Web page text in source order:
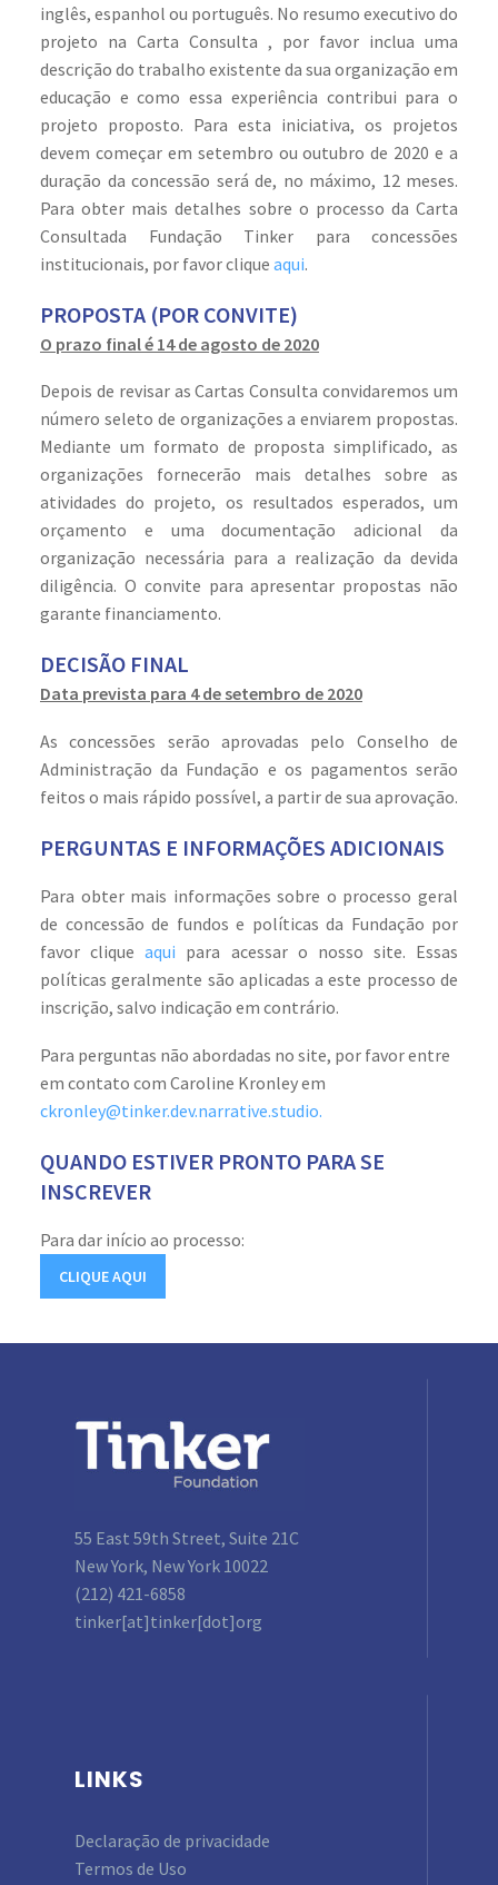
inglês, espanhol ou português. No resumo executivo do
projeto na Carta Consulta , por favor inclua uma
descrição do trabalho existente da sua organização em
educação e como essa experiência contribui para o
projeto proposto. Para esta iniciativa, os projetos
devem começar em setembro ou outubro de 2020 e a
duração da concessão será de, no máximo, 12 meses.
Para obter mais detalhes sobre o processo da Carta
Consultada Fundação Tinker para concessões
institucionais, por favor clique aqui.
PROPOSTA (POR CONVITE)
O prazo final é 14 de agosto de 2020
Depois de revisar as Cartas Consulta convidaremos um
número seleto de organizações a enviarem propostas.
Mediante um formato de proposta simplificado, as
organizações fornecerão mais detalhes sobre as
atividades do projeto, os resultados esperados, um
orçamento e uma documentação adicional da
organização necessária para a realização da devida
diligência. O convite para apresentar propostas não
garante financiamento.
DECISÃO FINAL
Data prevista para 4 de setembro de 2020
As concessões serão aprovadas pelo Conselho de
Administração da Fundação e os pagamentos serão
feitos o mais rápido possível, a partir de sua aprovação.
PERGUNTAS E INFORMAÇÕES ADICIONAIS
Para obter mais informações sobre o processo geral
de concessão de fundos e políticas da Fundação por
favor cliqueaqui para acessar o nosso site. Essas
políticas geralmente são aplicadas a este processo de
inscrição, salvo indicação em contrário.
Para perguntas não abordadas no site, por favor entre
em contato com Caroline Kronley em
ckronley@tinker.dev.narrative.studio.
QUANDO ESTIVER PRONTO PARA SE
INSCREVER
Para dar início ao processo:
CLIQUE AQUI
55 East 59th Street, Suite 21C
New York, New York 10022
(212) 421-6858
tinker[at]tinker[dot]org
LINKS
Declaração de privacidade
Termos de Uso